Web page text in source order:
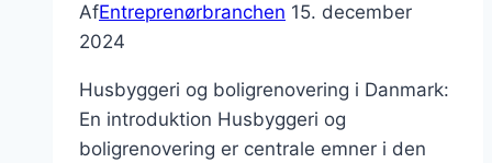
AfEntreprenørbranchen 15. december
2024
Husbyggeri og boligrenovering i Danmark:
En introduktion Husbyggeri og
boligrenovering er centrale emner i den